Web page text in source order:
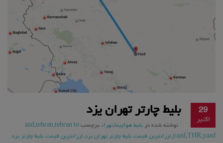
29
اکتبر
بلیط چارتر تهران یزد
نوشته شده در بلیط هواپیما,تهران برچسب azd,tehran,tehran to
yazd,THR,yazd
,ارزانترین قیمت بلیط چارتر تهران یزد,ارزانترین قیمت بلیط چارتر یزد